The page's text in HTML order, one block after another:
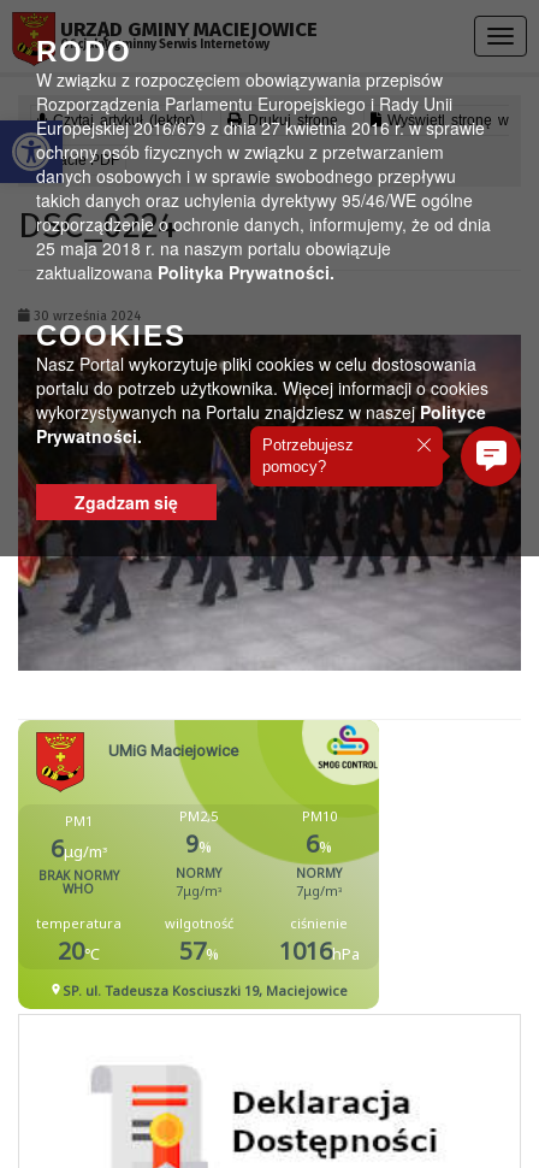
Otwórz pasek narzędzi
RODO
W związku z rozpoczęciem obowiązywania przepisów
Rozporządzenia Parlamentu Europejskiego i Rady Unii
Europejskiej 2016/679 z dnia 27 kwietnia 2016 r. w sprawie
ochrony osób fizycznych w związku z przetwarzaniem
danych osobowych i w sprawie swobodnego przepływu
takich danych oraz uchylenia dyrektywy 95/46/WE ogólne
rozporządzenie o ochronie danych, informujemy, że od dnia
25 maja 2018 r. na naszym portalu obowiązuje
zaktualizowana Polityka Prywatności.
COOKIES
Nasz Portal wykorzytuje pliki cookies w celu dostosowania
portalu do potrzeb użytkownika. Więcej informacji o cookies
wykorzystywanych na Portalu znajdziesz w naszejPolityce
Prywatności.
Zgadzam się
URZĄD GMINY MACIEJOWICE
Oficjalny gminny Serwis Internetowy
Czytaj artykuł (lektor) Drukuj stronę Wyświetl stronę w
formacie PDF
DSC_0224
30 września 2024
Potrzebujesz
pomocy?